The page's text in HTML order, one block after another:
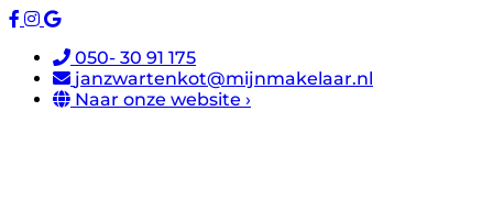
050- 30 91 175
janzwartenkot@mijnmakelaar.nl
Naar onze website ›